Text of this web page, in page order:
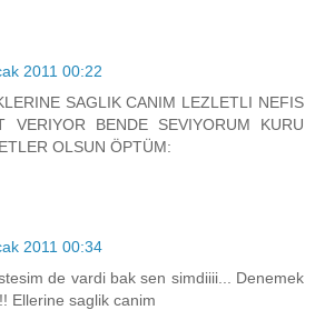
2011 00:22
SAGLIK CANIM LEZLETLI NEFIS
VERIYOR BENDE SEVIYORUM KURU
OLSUN ÖPTÜM:
2011 00:34
de vardi bak sen simdiiii... Denemek
Ellerine saglik canim